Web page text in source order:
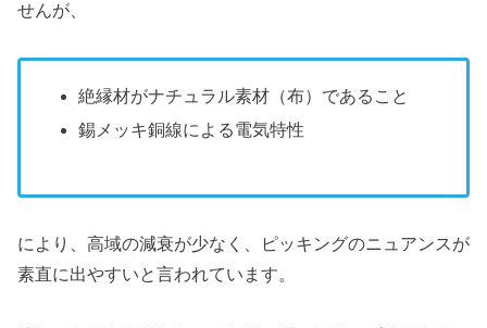
せんが、
絶縁材がナチュラル素材（布）であること
錫メッキ銅線による電気特性
により、高域の減衰が少なく、ピッキングのニュアンスが
素直に出やすいと言われています。